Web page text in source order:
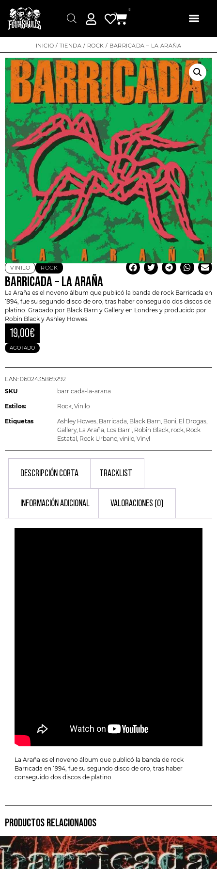
0
INICIO /TIENDA / ROCK / BARRICADA – LA ARAÑA
VINILO ROCK
BARRICADA – LA ARAÑA
La Araña es el noveno álbum que publicó la banda de rock Barricada en
1994, fue su segundo disco de oro, tras haber conseguido dos discos de
platino. Grabado por Black Barn y Gallery en Londres y producido por
Robin Black y Ashley Howes.
19,00€
AGOTADO
EAN: 0602435869292
SKU
barricada-la-arana
Estilos: Rock Vinilo
Etiquetas Ashley Howes Barricada Black Barn Boni El Drogas
Gallery, La Araña Los Barri Robin Black rock Rock
Estatal Rock Urbano vinilo Vinyl
DESCRIPCIÓN CORTA TRACKLIST
INFORMACIÓN ADICIONAL VALORACIONES (0)
La Araña es el noveno álbum que publicó la banda de rock
Barricada en 1994, fue su segundo disco de oro, tras haber
conseguido dos discos de platino.
PRODUCTOS RELACIONADOS